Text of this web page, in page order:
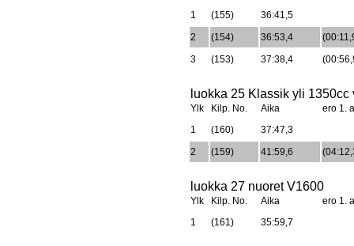
1
(155)
36:41,5
2
(154) 36:53,4
3
(153) 37:38,4
luokka 25 Klassik yli 1350cc
Ylk Kilp. No. Aika
ero 1.
1
(160)
37:47,3
2
(159) 41:59,6
luokka 27 nuoret V1600
Ylk Kilp. No. Aika
ero 1.
1
(161) 35:59,7